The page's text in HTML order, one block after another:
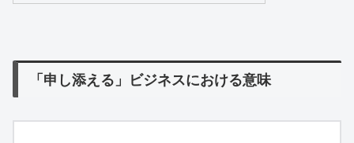
「申し添える」ビジネスにおける意味